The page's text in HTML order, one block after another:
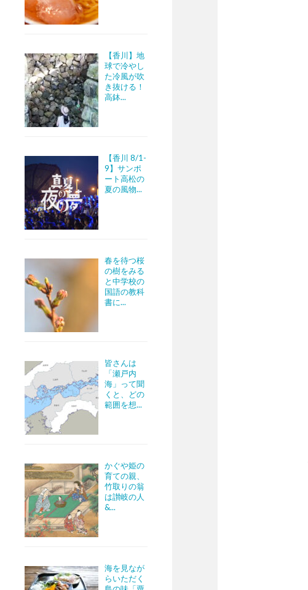
【香川】地
球で冷やし
た冷風が吹
き抜ける！
高鉢...
【香川 8/1-
9】サンポ
ート高松の
夏の風物...
春を待つ桜
の樹をみる
と中学校の
国語の教科
書に...
皆さんは
「瀬戸内
海」って聞
くと、どの
範囲を想...
かぐや姫の
育ての親、
竹取りの翁
は讃岐の人
&...
海を見なが
らいただく